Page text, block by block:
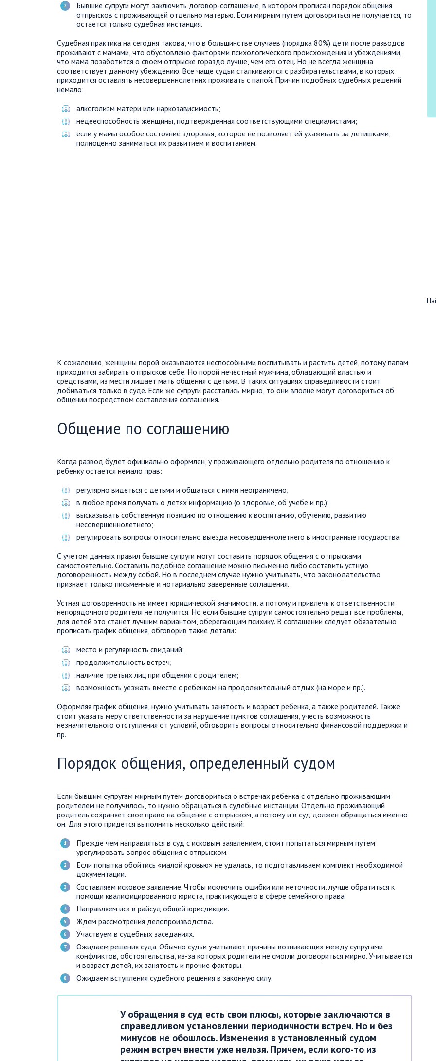
Бывшие супруги могут заключить договор-соглашение, в котором прописан порядок общения
отпрысков с проживающей отдельно матерью. Если мирным путем договориться не получается, то
остается только судебная инстанция.
Судебная практика на сегодня такова, что в большинстве случаев (порядка 80%) дети после разводов
проживают с мамами, что обусловлено факторами психологического происхождения и убеждениями,
что мама позаботится о своем отпрыске гораздо лучше, чем его отец. Но не всегда женщина
соответствует данному убеждению. Все чаще судьи сталкиваются с разбирательствами, в которых
приходится оставлять несовершеннолетних проживать с папой. Причин подобных судебных решений
немало:
алкоголизм матери или наркозависимость;
недееспособность женщины, подтвержденная соответствующими специалистами;
если у мамы особое состояние здоровья, которое не позволяет ей ухаживать за детишками,
полноценно заниматься их развитием и воспитанием.
К сожалению, женщины порой оказываются неспособными воспитывать и растить детей, потому папам
приходится забирать отпрысков себе. Но порой нечестный мужчина, обладающий властью и
средствами, из мести лишает мать общения с детьми. В таких ситуациях справедливости стоит
добиваться только в суде. Если же супруги расстались мирно, то они вполне могут договориться об
общении посредством составления соглашения.
Общение по соглашению
Когда развод будет официально оформлен, у проживающего отдельно родителя по отношению к
ребенку остается немало прав:
регулярно видеться с детьми и общаться с ними неограничено;
в любое время получать о детях информацию (о здоровье, об учебе и пр.);
высказывать собственную позицию по отношению к воспитанию, обучению, развитию
несовершеннолетнего;
регулировать вопросы относительно выезда несовершеннолетнего в иностранные государства.
С учетом данных правил бывшие супруги могут составить порядок общения с отпрысками
самостоятельно. Составить подобное соглашение можно письменно либо составить устную
договоренность между собой. Но в последнем случае нужно учитывать, что законодательство
признает только письменные и нотариально заверенные соглашения.
Устная договоренность не имеет юридической значимости, а потому и привлечь к ответственности
непорядочного родителя не получится. Но если бывшие супруги самостоятельно решат все проблемы,
для детей это станет лучшим вариантом, оберегающим психику. В соглашении следует обязательно
прописать график общения, обговорив такие детали:
место и регулярность свиданий;
продолжительность встреч;
наличие третьих лиц при общении с родителем;
возможность уезжать вместе с ребенком на продолжительный отдых (на море и пр.).
Оформляя график общения, нужно учитывать занятость и возраст ребенка, а также родителей. Также
стоит указать меру ответственности за нарушение пунктов соглашения, учесть возможность
незначительного отступления от условий, обговорить вопросы относительно финансовой поддержки и
пр.
Порядок общения, определенный судом
Если бывшим супругам мирным путем договориться о встречах ребенка с отдельно проживающим
родителем не получилось, то нужно обращаться в судебные инстанции. Отдельно проживающий
родитель сохраняет свое право на общение с отпрыском, а потому и в суд должен обращаться именно
он. Для этого придется выполнить несколько действий:
Прежде чем направляться в суд с исковым заявлением, стоит попытаться мирным путем
урегулировать вопрос общения с отпрыском.
Если попытка обойтись «малой кровью» не удалась, то подготавливаем комплект необходимой
документации.
Составляем исковое заявление. Чтобы исключить ошибки или неточности, лучше обратиться к
помощи квалифицированного юриста, практикующего в сфере семейного права.
Направляем иск в райсуд общей юрисдикции.
Ждем рассмотрения делопроизводства.
Участвуем в судебных заседаниях.
Ожидаем решения суда. Обычно судьи учитывают причины возникающих между супругами
конфликтов, обстоятельства, из-за которых родители не смогли договориться мирно. Учитывается
и возраст детей, их занятость и прочие факторы.
Ожидаем вступления судебного решения в законную силу.
У обращения в суд есть свои плюсы, которые заключаются в
справедливом установлении периодичности встреч. Но и без
минусов не обошлось. Изменения в установленный судом
режим встреч внести уже нельзя. Причем, если кого-то из